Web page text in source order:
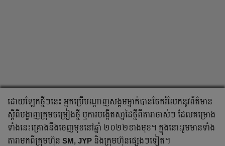
ដោយឡែក​ថ្មីៗនេះ អ្នក​ប្រើបណ្ដាញ​សង្គម​ម្នាក់​បាន​ចែក​រំលែក​នូវព័ត៌មាន​
ស្ដីពីបង្ហាញ​ក្រុម​ចម្រៀង​ថ្មី​ ឬការបង្កើតសា្នដៃថ្មីពីតារាចាស់ៗ ដែលគម្រោង
ទាំងនេះគ្រោងនឹង​ចេញមុខ​នៅ​ឆ្នាំ ២០២២ខាងមុខ។ ក្នុងនោះ​រួមមាន​ទាំង​
តារា​មក​ពីក្រុមហ៊ុន SM, JYP និង​ក្រុមហ៊ុន​ផ្សេង​ៗទៀត។